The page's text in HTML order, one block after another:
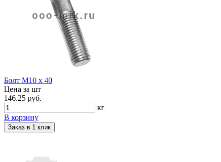
Болт М10 х 40
Цена за шт
146.25 руб.
кг
В корзину
Заказ в 1 клик